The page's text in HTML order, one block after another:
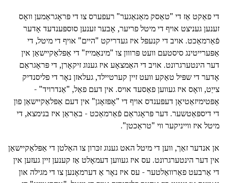
די פאַקט אַז די "טאַסק מאַנאַגער" רעפערס צו די פּראָגראַמען וואָס
זענען געניצט אויף די מיטל פריער, אָבער זענען סוספּענדעד אָדער
פֿאַרמאַכט. אויב די קנעפּל איז געדריקט "היים" אויף די מיטל, די
אַפּערייטינג סיסטעם וועט פּרווון צו "מינאַמייז" די אַפּלאַקיישאַן אין
דער הינטערגרונט. אויב די האַמצאָע איז גענוג זיקאָרן, די פּראָגראַם
אָדער די שפּיל טאַקע וועט זיין קערטיילד, געלאזן נאָר די פליסנדיק
צייַט, וואָס איז געווען פאַסעד אויס. אין דעם פאַל, "אַנדרויד" -
אָפּטימיזאַטיאָן דעפּענדס אויף די "אָפּזאָגן" אין דעם אַפּלאַקיישאַן פון
די דיספּאַטשער. דער פּראָגראַם פֿאַרמאַכט - באַראַן איז בנימצא, די
מיטל איז ווייניקער ווי "טראַכטן".
אן אנדער זאַך, ווען די מיטל האט גענוג זכּרון צו האַלטן די אַפּלאַקיישאַן
אין דער הינטערגרונט. עס איז געווען דעמאָלט אַז קענען זיין געזען אין
די אַרבעט פאַרוואַלטער - עס איז נאָר אַ דערמאָנען צו די מגילה און